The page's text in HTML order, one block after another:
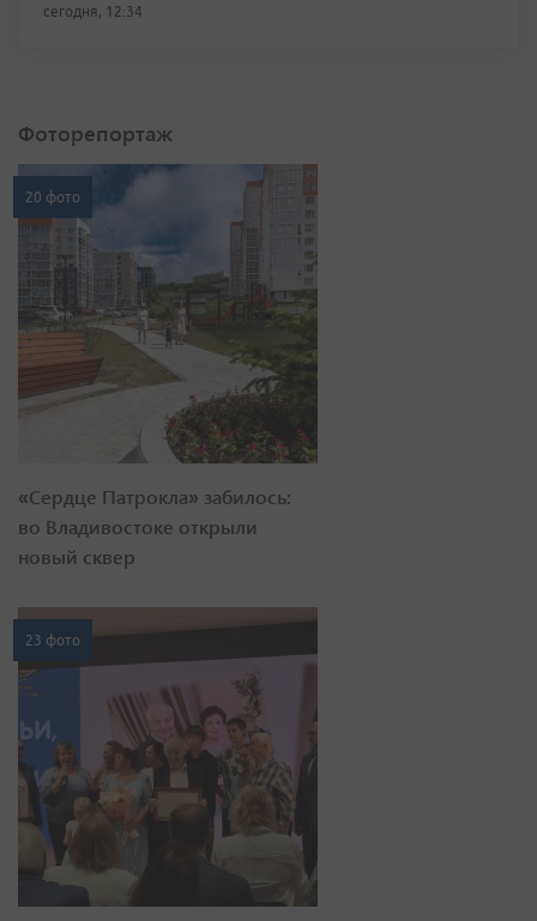
сегодня, 12:34
Фоторепортаж
20 фото
«Сердце Патрокла» забилось:
во Владивостоке открыли
новый сквер
23 фото